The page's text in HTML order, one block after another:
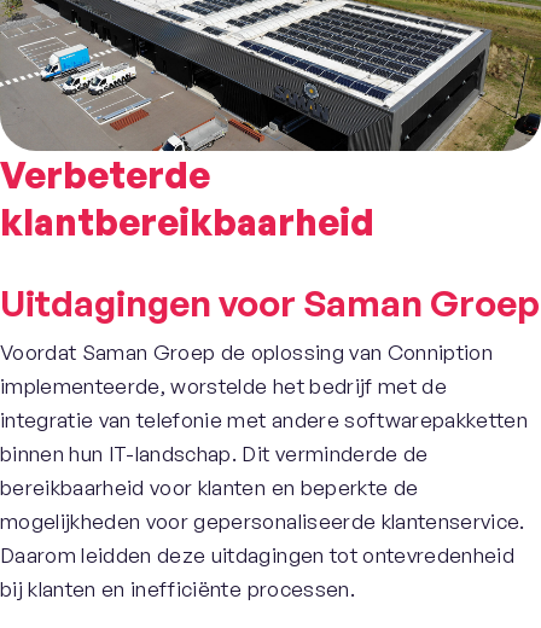
Verbeterde
klantbereikbaarheid
Uitdagingen voor Saman Groep
Voordat Saman Groep de oplossing van Conniption
implementeerde, worstelde het bedrijf met de
integratie van telefonie met andere softwarepakketten
binnen hun IT-landschap. Dit verminderde de
bereikbaarheid voor klanten en beperkte de
mogelijkheden voor gepersonaliseerde klantenservice.
Daarom leidden deze uitdagingen tot ontevredenheid
bij klanten en inefficiënte processen.